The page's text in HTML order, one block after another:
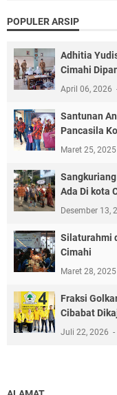
POPULER ARSIP
Adhitia
Cimahi
April 06, 2026
Santunan
Pancasila
Maret 25, 2025
Ada Di kota
Desember 13,
Silaturahmi
Cimahi
Maret 28, 2025
Fraksi
Cibabat
Juli 22, 2026